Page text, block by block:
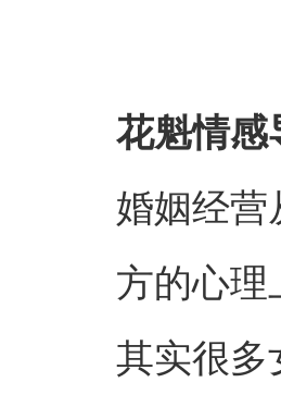
花魁情感
婚姻经营
方的心理
其实很多